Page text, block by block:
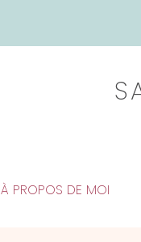
À PROPOS DE MOI